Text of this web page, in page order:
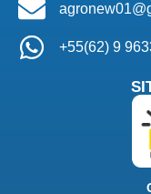
+55(62) 9